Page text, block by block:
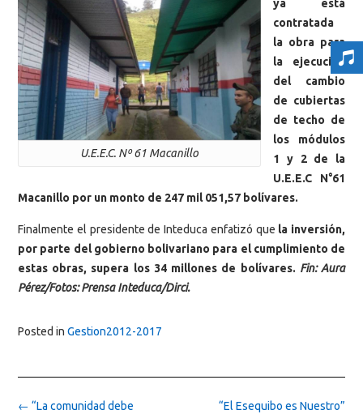
U.E.E.C. Nº 61 Macanillo
ya está
contratada
la obra para
la ejecución
del cambio
de cubiertas
de techo de
los módulos
1 y 2 de la
U.E.E.C N°61
Macanillo por un monto de 247 mil 051,57 bolívares.
Finalmente el presidente de Inteduca enfatizó que la inversión,
por parte del gobierno bolivariano para el cumplimiento de
estas obras, supera los 34 millones de bolívares. Fin: Aura
Pérez/Fotos: Prensa Inteduca/Dirci.
Posted in Gestion2012-2017
Post
“El Esequibo es Nuestro”
← “La comunidad debe